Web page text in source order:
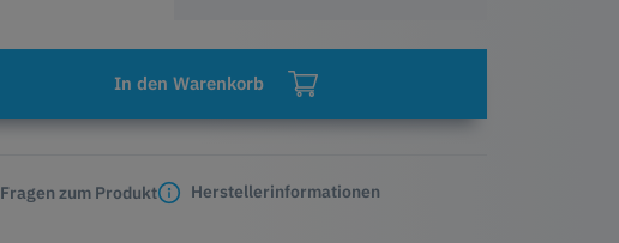
In den Warenkorb
Fragen zum Produkt Herstellerinformationen